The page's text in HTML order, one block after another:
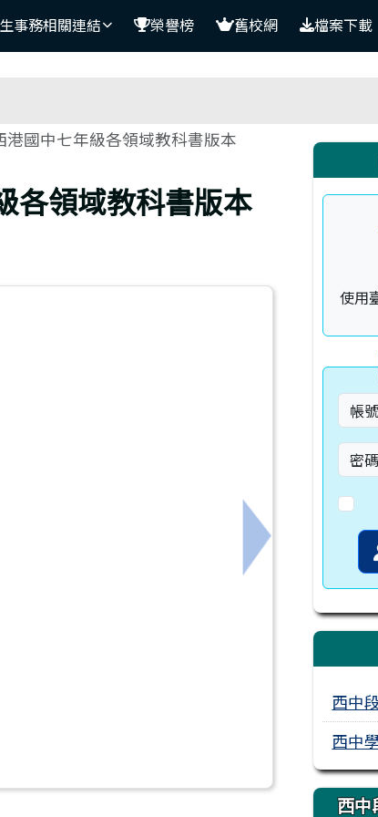
事務相關連結 榮譽榜 舊校網 檔案下載
港國中七年級各領域教科書版本
各領域教科書版本
成為學校韌性的核心力量」線上論壇，請各校教
下一筆：編號
右邊
使用
帳
密
西中
西中
西中